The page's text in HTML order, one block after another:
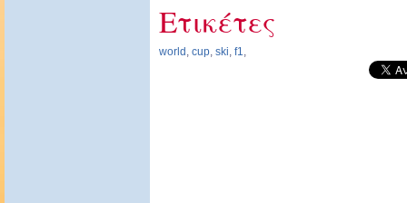
Ετικέτες
world , cup, ski, f1,